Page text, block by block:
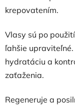
krepovatením.
Vlasy sú po
ľahšie
hydratáciu a
zaťaženia.
Regeneruje a